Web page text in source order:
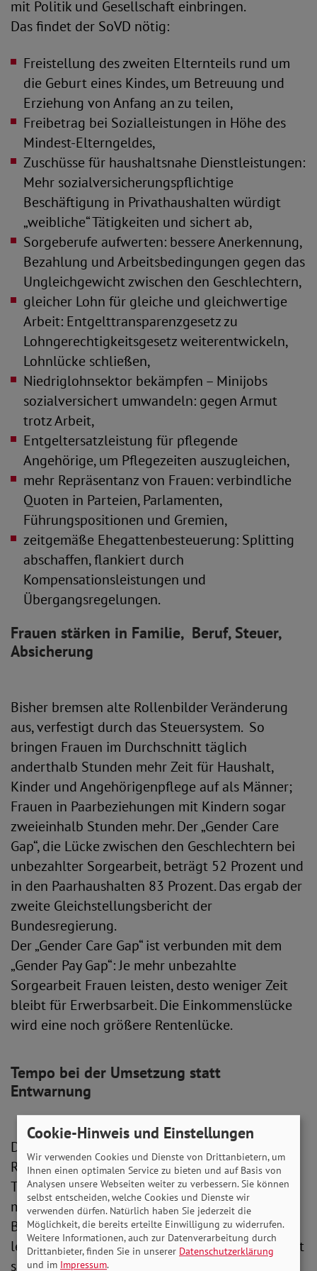
mit Politik und Gesellschaft einbringen.
Das findet der SoVD nötig:
Freistellung des zweiten Elternteils rund um
die Geburt eines Kindes, um Betreuung und
Erziehung von Anfang an zu teilen,
Freibetrag bei Sozialleistungen in Höhe des
Mindest-Elterngeldes,
Zuschüsse für haushaltsnahe Dienstleistungen:
Mehr sozialversicherungspflichtige
Beschäftigung in Privathaushalten würdigt
„weibliche“ Tätigkeiten und sichert ab,
Sorgeberufe aufwerten: bessere Anerkennung,
Bezahlung und Arbeitsbedingungen gegen das
Ungleichgewicht zwischen den Geschlechtern,
gleicher Lohn für gleiche und gleichwertige
Arbeit: Entgelttransparenzgesetz zu
Lohngerechtigkeitsgesetz weiterentwickeln,
Lohnlücke schließen,
Niedriglohnsektor bekämpfen – Minijobs
sozialversichert umwandeln: gegen Armut
trotz Arbeit,
Entgeltersatzleistung für pflegende
Angehörige, um Pflegezeiten auszugleichen,
mehr Repräsentanz von Frauen: verbindliche
Quoten in Parteien, Parlamenten,
Führungspositionen und Gremien,
zeitgemäße Ehegattenbesteuerung: Splitting
abschaffen, flankiert durch
Kompensationsleistungen und
Übergangsregelungen.
Frauen stärken in Familie, Beruf, Steuer,
Absicherung
Bisher bremsen alte Rollenbilder Veränderung
aus, verfestigt durch das Steuersystem. So
bringen Frauen im Durchschnitt täglich
anderthalb Stunden mehr Zeit für Haushalt,
Kinder und Angehörigenpflege auf als Männer;
Frauen in Paarbeziehungen mit Kindern sogar
zweieinhalb Stunden mehr. Der „Gender Care
Gap“, die Lücke zwischen den Geschlechtern bei
unbezahlter Sorgearbeit, beträgt 52 Prozent und
in den Paarhaushalten 83 Prozent. Das ergab der
zweite Gleichstellungsbericht der
Bundesregierung.
Der „Gender Care Gap“ ist verbunden mit dem
„Gender Pay Gap“: Je mehr unbezahlte
Sorgearbeit Frauen leisten, desto weniger Zeit
bleibt für Erwerbsarbeit. Die Einkommenslücke
wird eine noch größere Rentenlücke.
Tempo bei der Umsetzung statt
Entwarnung
Die geforderten Maßnahmen sollen endlich
Rahmenbedingungen für partnerschaftliches
Teilen der Aufgaben schaffen. Am Arbeitsmarkt
muss sich so ebenfalls etwas tun. Nur ein
Bruchteil der erwerbstätigen Frauen ist in
leitender Position, viele arbeiten in Branchen mit
schlechten Bedingungen, geringer Stundenzahl
Cookie-Hinweis und Einstellungen
Wir verwenden Cookies und Dienste von Drittanbietern, um
Ihnen einen optimalen Service zu bieten und auf Basis von
Analysen unsere Webseiten weiter zu verbessern. Sie können
selbst entscheiden, welche Cookies und Dienste wir
verwenden dürfen. Natürlich haben Sie jederzeit die
Möglichkeit, die bereits erteilte Einwilligung zu widerrufen.
Weitere Informationen, auch zur Datenverarbeitung durch
Drittanbieter, finden Sie in unserer Datenschutzerklärung
und im Impressum.